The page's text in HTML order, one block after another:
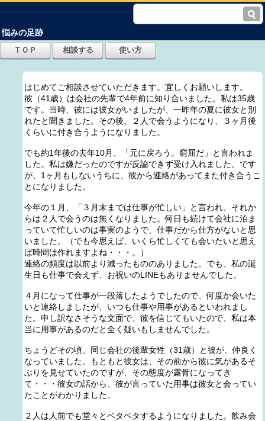
悩みの足跡
はじめてご相談させていただきます。宜しくお願いします。
彼（41歳）は会社の先輩で4年前に知り合いました。私は35歳
です。当時、彼には彼女がいましたが、一昨年の夏に彼女と別
れたと聞きました。その後、２人で会うようになり、３ヶ月後
くらいに付き合うようになりました。
でも約1年後の去年10月、「元に戻ろう。窮屈だ」と言われま
した。私は嫌だったのですが反論できず受け入れました。です
が、1ヶ月もしないうちに、彼から連絡があってまた付き合うこ
とになりました。
今年の１月、「３月末までは仕事が忙しい」と言われ、それか
らは２人で会うのは無くなりました。何日も続けて会社に泊ま
っていて忙しいのは事実のようで、仕事だから仕方がないと思
いました。（でも今思えば、いくら忙しくても会いたいと思え
ば時間は作れますよね・・・。）
連絡の頻度は以前より減ったもののありました。でも、私の誕
生日も仕事で会えず、お祝いのLINEもありませんでした。
４月になって仕事が一段落したようでしたので、何度か会いた
いと連絡しましたが、いつも仕事や用事があるといわれまし
た。申し訳なさそうな文面で、彼を信じてもいたので、私は本
当に用事があるのだと全く疑いもしませんでした。
ちょうどその頃、同じ会社の後輩女性（31歳）と彼が、仲良く
なっていました。もともと彼女は、その前から彼に気があるそ
ぶりを見せていたのですが、その態度が露骨になってき
て・・・彼女の話から、彼が言っていた用事は彼女と会ってい
たことがわかりました。
２人は人前でも堂々とベタベタするようになりました。飲み会